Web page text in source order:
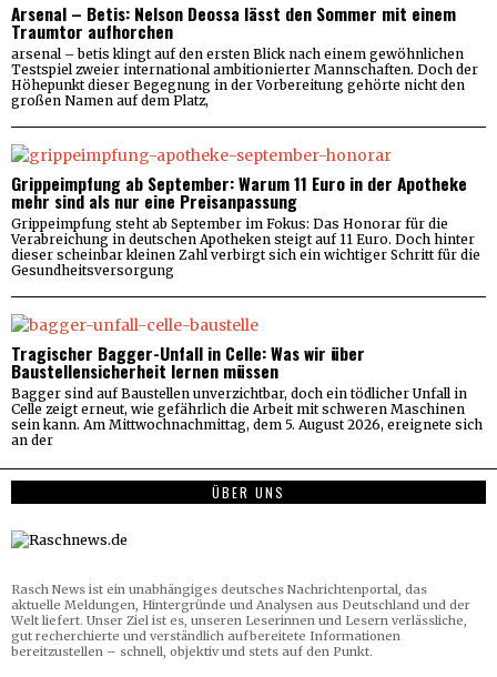
Arsenal – Betis: Nelson Deossa lässt den Sommer mit einem
Traumtor aufhorchen
arsenal – betis klingt auf den ersten Blick nach einem gewöhnlichen
Testspiel zweier international ambitionierter Mannschaften. Doch der
Höhepunkt dieser Begegnung in der Vorbereitung gehörte nicht den
großen Namen auf dem Platz,
Grippeimpfung ab September: Warum 11 Euro in der Apotheke
mehr sind als nur eine Preisanpassung
Grippeimpfung steht ab September im Fokus: Das Honorar für die
Verabreichung in deutschen Apotheken steigt auf 11 Euro. Doch hinter
dieser scheinbar kleinen Zahl verbirgt sich ein wichtiger Schritt für die
Gesundheitsversorgung
Tragischer Bagger-Unfall in Celle: Was wir über
Baustellensicherheit lernen müssen
Bagger sind auf Baustellen unverzichtbar, doch ein tödlicher Unfall in
Celle zeigt erneut, wie gefährlich die Arbeit mit schweren Maschinen
sein kann. Am Mittwochnachmittag, dem 5. August 2026, ereignete sich
an der
ÜBER UNS
Rasch News ist ein unabhängiges deutsches Nachrichtenportal, das
aktuelle Meldungen, Hintergründe und Analysen aus Deutschland und der
Welt liefert. Unser Ziel ist es, unseren Leserinnen und Lesern verlässliche,
gut recherchierte und verständlich aufbereitete Informationen
bereitzustellen – schnell, objektiv und stets auf den Punkt.